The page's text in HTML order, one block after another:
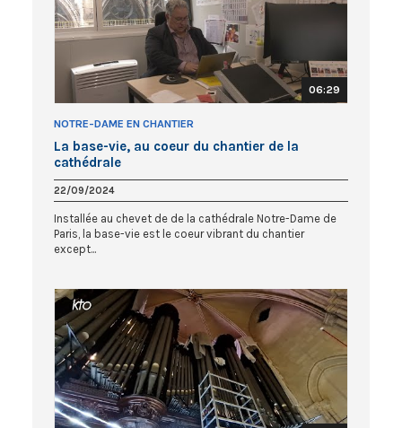
06:29
NOTRE-DAME EN CHANTIER
La base-vie, au coeur du chantier de la
cathédrale
22/09/2024
Installée au chevet de de la cathédrale Notre-Dame de
Paris, la base-vie est le coeur vibrant du chantier
except...